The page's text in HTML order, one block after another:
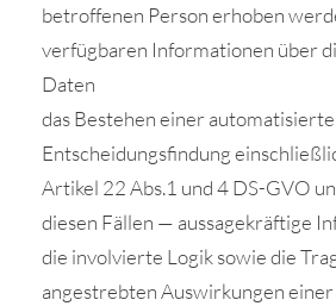
betroffenen Person erhoben
verfügbaren Informationen über
Daten
das Bestehen einer
Entscheidungsfindung
Artikel 22 Abs.1 und 4 DS-GVO
diesen Fällen — aussagekräftige
die involvierte Logik sowie die
angestrebten Auswirkungen